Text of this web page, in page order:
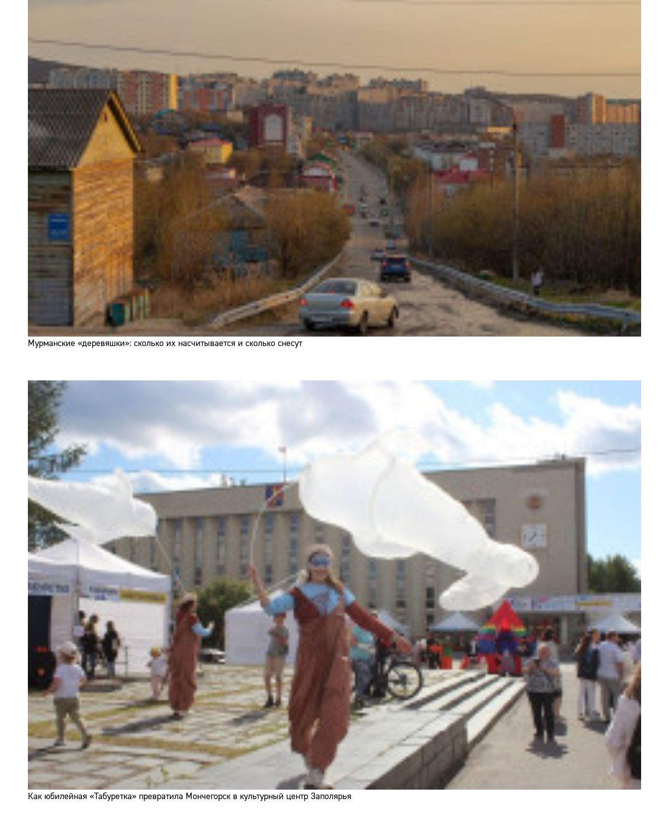
Мурманские «деревяшки»: сколько их насчитывается и сколько снесут
Как юбилейная «Табуретка» превратила Мончегорск в культурный центр Заполярья
Сайт:
Адрес:
Телефон: